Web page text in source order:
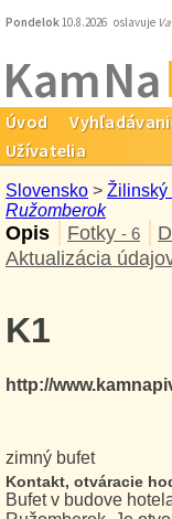
Pondelok10.8.2026 oslavuje
Kam Na
Úvod
Užívatelia
Slovensko > Žilinský
Ružomberok
Opis Fotky - 6
Aktualizácia
K1
http://
zimný bufet
Kontakt, otváracie
Bufet v budove